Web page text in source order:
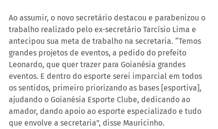
Ao assumir, o novo secretário destacou e parabenizou o
trabalho realizado pelo ex-secretário Tarcísio Lima e
antecipou sua meta de trabalho na secretaria. “Temos
grandes projetos de eventos, a pedido do prefeito
Leonardo, que quer trazer para Goianésia grandes
eventos. E dentro do esporte serei imparcial em todos
os sentidos, primeiro priorizando as bases [esportiva],
ajudando o Goianésia Esporte Clube, dedicando ao
amador, dando apoio ao esporte especializado e tudo
que envolve a secretaria”, disse Mauricinho.